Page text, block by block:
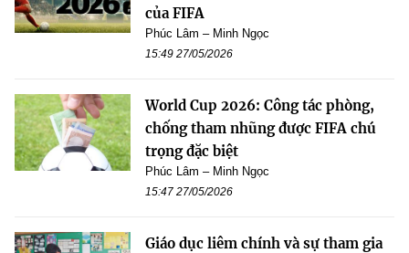
của FIFA
Phúc Lâm – Minh Ngọc
15:49 27/05/2026
World Cup 2026: Công tác phòng,
chống tham nhũng được FIFA chú
trọng đặc biệt
Phúc Lâm – Minh Ngọc
15:47 27/05/2026
Giáo dục liêm chính và sự tham gia